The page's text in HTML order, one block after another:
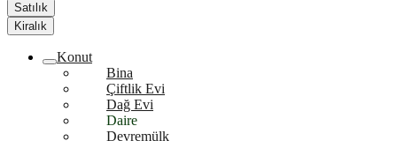
Satılık
Kiralık
Konut
Bina
Çiftlik Evi
Dağ Evi
Daire
Devremülk